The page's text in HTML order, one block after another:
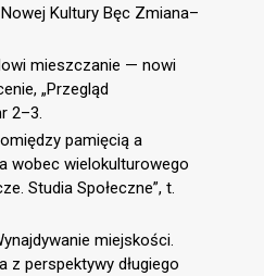
Kultury Bęc Zmiana–
mieszczanie — nowi
„Przegląd
2–3.
pamięcią a
wobec wielokulturowego
Studia Społeczne”, t.
miejskości.
z perspektywy długiego